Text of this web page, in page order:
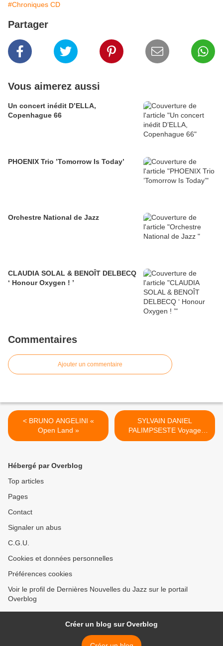
#Chroniques CD
Partager
Vous aimerez aussi
Un concert inédit D’ELLA,
Copenhague 66
PHOENIX Trio ’Tomorrow Is Today’
Orchestre National de Jazz
CLAUDIA SOLAL & BENOÎT DELBECQ
‘ Honour Oxygen ! ’
Commentaires
Ajouter un commentaire
< BRUNO ANGELINI «
Open Land »
SYLVAIN DANIEL
PALIMPSESTE Voyage
imaginaire dans les ruines
Hébergé par Overblog
Top articles
Pages
Contact
Signaler un abus
C.G.U.
Cookies et données personnelles
Préférences cookies
Voir le profil de Dernières Nouvelles du Jazz sur le portail
Overblog
Créer un blog sur Overblog